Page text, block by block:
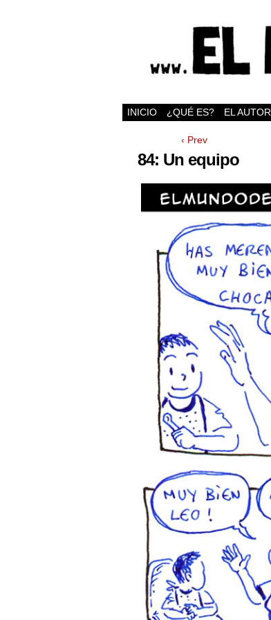
INICIO ¿QUÉ ES? EL AUTOR
‹ Prev
84: Un equipo